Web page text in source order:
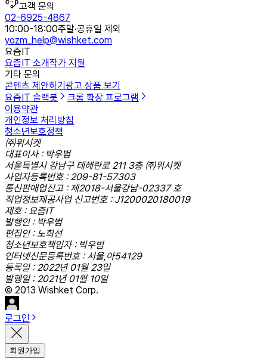
고객 문의
02-6925-4867
10:00-18:00주말·공휴일 제외
yozm_help@wishket.com
요즘IT
요즘IT 소개작가 지원
기타 문의
콘텐츠 제안하기 광고 상품 보기
요즘IT 슬랙봇
크롬 확장 프로그램
이용약관
개인정보 처리방침
청소년보호정책
㈜위시켓
대표이사 : 박우범
서울특별시 강남구 테헤란로 211 3층 ㈜위시켓
사업자등록번호 : 209-81-57303
통신판매업신고 : 제2018-서울강남-02337 호
직업정보제공사업 신고번호 : J1200020180019
제호 : 요즘IT
발행인 : 박우범
편집인 : 노희선
청소년보호책임자 : 박우범
인터넷신문등록번호 : 서울,아54129
등록일 : 2022년 01월 23일
발행일 : 2021년 01월 10일
© 2013 Wishket Corp.
로그인
회원가입